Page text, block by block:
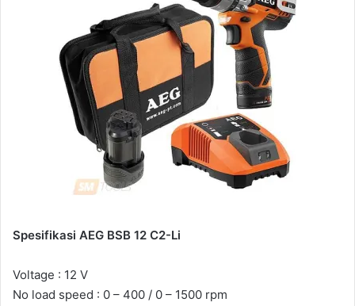
Spesifikasi AEG BSB 12 C2-Li
Voltage : 12 V
No load speed : 0 – 400 / 0 – 1500 rpm